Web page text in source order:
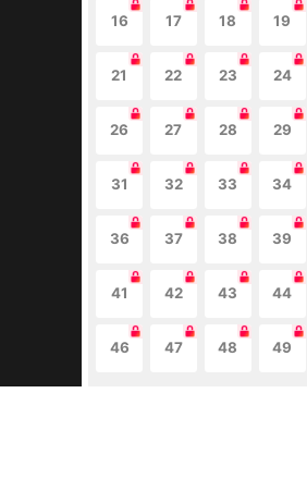
16 17 18 19
21 22 23 24
26 27 28 29
31 32 33 34
36 37 38 39
41 42 43 44
46 47 48 49